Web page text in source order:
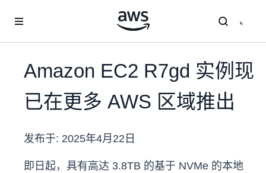
Amazon EC2 R7gd 实例现
已在更多 AWS 区域推出
发布于: 2025年4月22日
即日起，具有高达 3.8TB 的基于 NVMe 的本地